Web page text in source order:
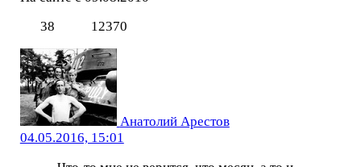
38
12370
Анатолий Арестов
04.05.2016, 15:01